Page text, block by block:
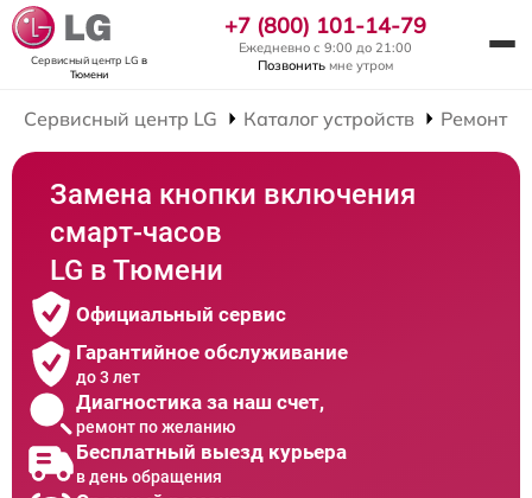
Сервисный центр LG в
Тюмени
+7 (800) 101-14-79
Ежедневно с 9:00 до 21:00
Позвонить мне утром
Сервисный центр LG Каталог устройств Ремонт
Замена кнопки включения
смарт-часов
LG в Тюмени
Официальный сервис
Гарантийное обслуживание
до 3 лет
Диагностика за наш счет,
ремонт по желанию
Бесплатный выезд курьера
в день обращения